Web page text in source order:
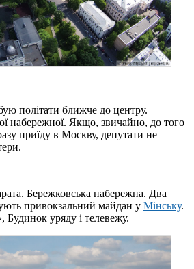
політати ближче до центру.
набережної. Якщо, звичайно, до того
приїду в Москву, депутати не
Бережковська набережна. Два
привокзальний майдан у Мінську.
Будинок уряду і телевежу.